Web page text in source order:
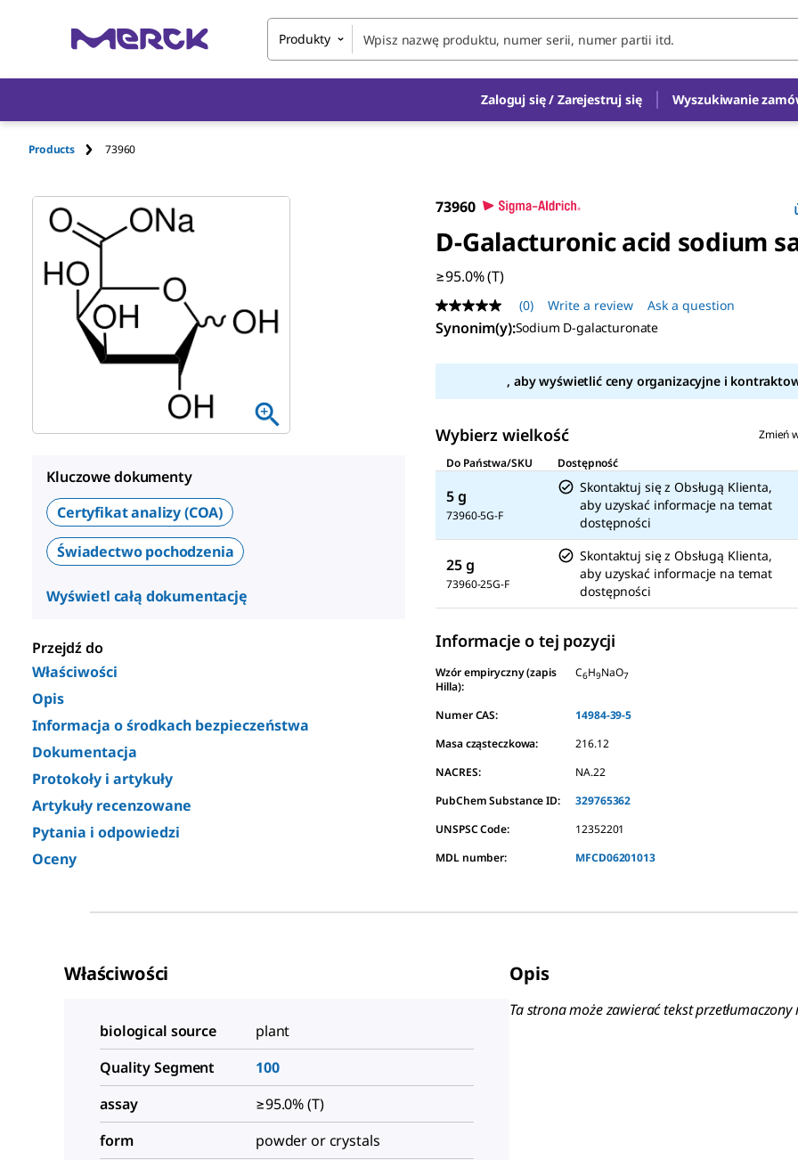
Produkty
Zaloguj się / Zarejestruj się Wyszukiwanie
Products 73960
Kluczowe dokumenty
Certyfikat analizy (COA)
Świadectwo pochodzenia
Wyświetl całą dokumentację
Przejdź do
Właściwości
Opis
Informacja o środkach bezpieczeństwa
Dokumentacja
Protokoły i artykuły
Artykuły recenzowane
Pytania i odpowiedzi
Oceny
73960
D-Galacturonic acid sodium
≥95.0% (T)
No
rating
value
page
(0) Write a review Ask a question
Synonim(y):Sodium D-galacturonate
, aby wyświetlić ceny organizacyjne i
Wybierz wielkość
Zmień
Do Państwa/SKU
Dostępność
5 g
73960-5G-F
Skontaktuj się z Obsługą Klienta,
aby uzyskać informacje na temat
dostępności
25 g
73960-25G-F
Skontaktuj się z Obsługą Klienta,
aby uzyskać informacje na temat
dostępności
Informacje o tej pozycji
Wzór empiryczny (zapis
Hilla):
C6H9NaO7
Numer CAS:
14984-39-5
Masa cząsteczkowa:
216.12
NACRES:
NA.22
PubChem Substance ID:
329765362
UNSPSC Code:
12352201
MDL number:
MFCD06201013
Właściwości
biological source
plant
Quality Segment
100
assay
≥95.0% (T)
form
powder or crystals
Opis
Ta strona może zawierać tekst przetłumaczony